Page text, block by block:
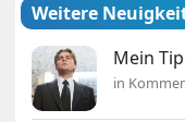
Weitere
Mein
in